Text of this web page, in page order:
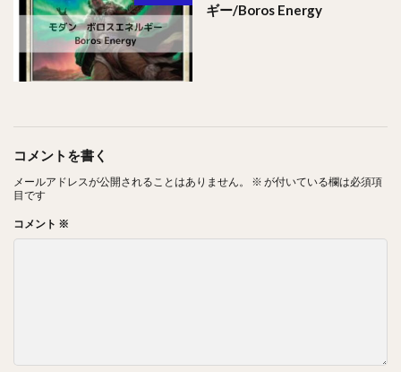
ギー/Boros Energy
コメントを書く
メールアドレスが公開されることはありません。 ※ が付いている欄は必須項
目です
コメント ※